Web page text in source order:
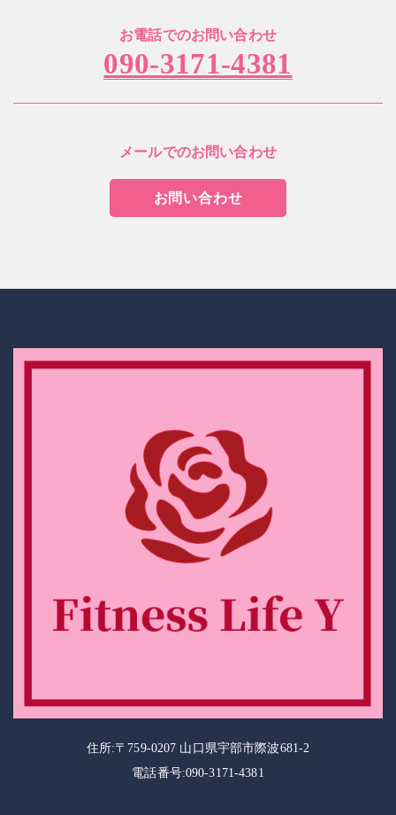
お電話でのお問い合わせ
090-3171-4381
メールでのお問い合わせ
お問い合わせ
住所:〒759-0207 山口県宇部市際波681-2
電話番号:090-3171-4381